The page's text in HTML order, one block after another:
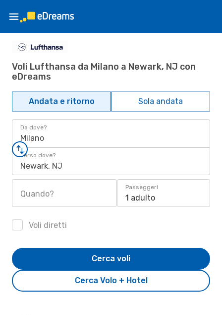
Voli Lufthansa da Milano a Newark, NJ con
eDreams
Andata e ritorno Sola andata
Da dove?
Milano
Verso dove?
Newark, NJ
Quando?
Passeggeri
1 adulto
Voli diretti
Cerca Volo + Hotel
Cerca voli